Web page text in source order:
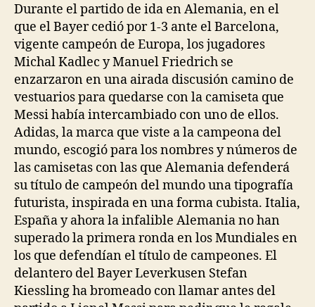
Durante el partido de ida en Alemania, en el
que el Bayer cedió por 1-3 ante el Barcelona,
vigente campeón de Europa, los jugadores
Michal Kadlec y Manuel Friedrich se
enzarzaron en una airada discusión camino de
vestuarios para quedarse con la camiseta que
Messi había intercambiado con uno de ellos.
Adidas, la marca que viste a la campeona del
mundo, escogió para los nombres y números de
las camisetas con las que Alemania defenderá
su título de campeón del mundo una tipografía
futurista, inspirada en una forma cubista. Italia,
España y ahora la infalible Alemania no han
superado la primera ronda en los Mundiales en
los que defendían el título de campeones. El
delantero del Bayer Leverkusen Stefan
Kiessling ha bromeado con llamar antes del